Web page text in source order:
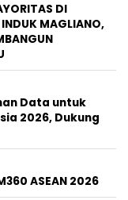
DI
INDUK MAGLIANO,
Data untuk
2026, Dukung
ASEAN 2026